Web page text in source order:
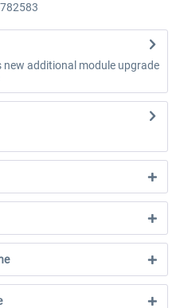
new additional module upgrade